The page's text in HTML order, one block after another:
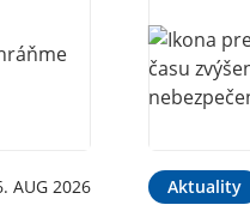
AUG 2026 Aktuality